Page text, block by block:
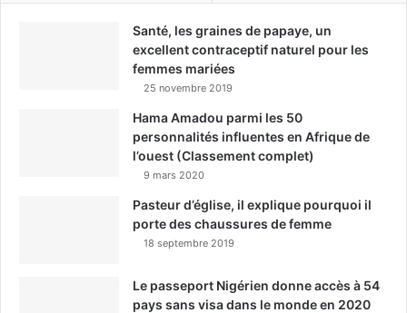
Santé, les graines de papaye, un
excellent contraceptif naturel pour les
femmes mariées
25 novembre 2019
Hama Amadou parmi les 50
personnalités influentes en Afrique de
l’ouest (Classement complet)
9 mars 2020
Pasteur d’église, il explique pourquoi il
porte des chaussures de femme
18 septembre 2019
Le passeport Nigérien donne accès à 54
pays sans visa dans le monde en 2020